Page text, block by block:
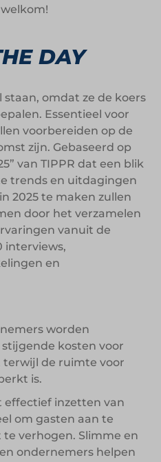
DAY
staan, omdat ze de koers
Essentieel voor
voorbereiden op de
zijn. Gebaseerd op
van TIPPR dat een blik
trends en uitdagingen
2025 te maken zullen
door het verzamelen
vanuit de
interviews,
en
worden
kosten voor
terwijl de ruimte voor
is.
effectief inzetten van
om gasten aan te
verhogen. Slimme en
ondernemers helpen